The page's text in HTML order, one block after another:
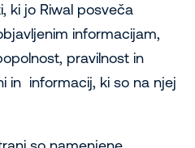
ki jo Riwal posveča
informacijam,
pravilnost in
in informacij, ki so na njej